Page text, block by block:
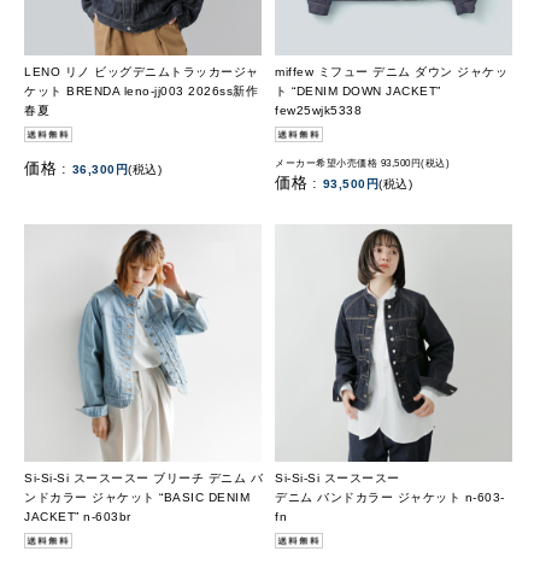
LENO リノ ビッグデニムトラッカージャ
ケット BRENDA leno-jj003 2026ss新作
春夏
価格 : 36,300円(税込)
miffew ミフュー デニム ダウン ジャケッ
ト “DENIM DOWN JACKET”
few25wjk5338
メーカー希望小売価格 93,500円(税込)
価格 : 93,500円(税込)
Si-Si-Si スースースー ブリーチ デニム バ
ンドカラー ジャケット “BASIC DENIM
JACKET” n-603br
Si-Si-Si スースースー
デニム バンドカラー ジャケット n-603-
fn